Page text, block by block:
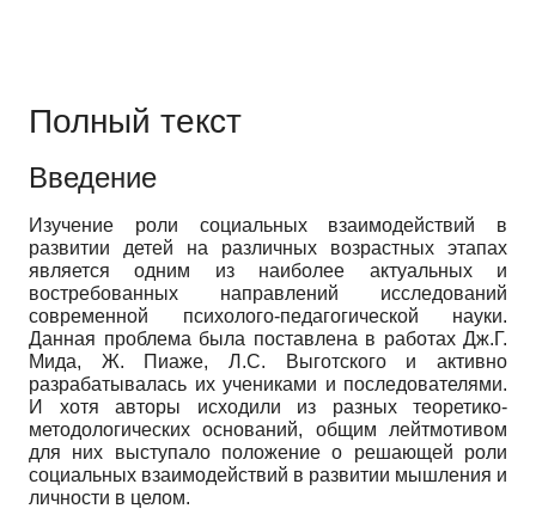
Полный текст
Введение
Изучение роли социальных взаимодействий в
развитии детей на различных возрастных этапах
является одним из наиболее актуальных и
востребованных направлений исследований
современной психолого-педагогической науки.
Данная проблема была поставлена в работах Дж.Г.
Мида, Ж. Пиаже, Л.С. Выготского и активно
разрабатывалась их учениками и последователями.
И хотя авторы исходили из разных теоретико-
методологических оснований, общим лейтмотивом
для них выступало положение о решающей роли
социальных взаимодействий в развитии мышления и
личности в целом.